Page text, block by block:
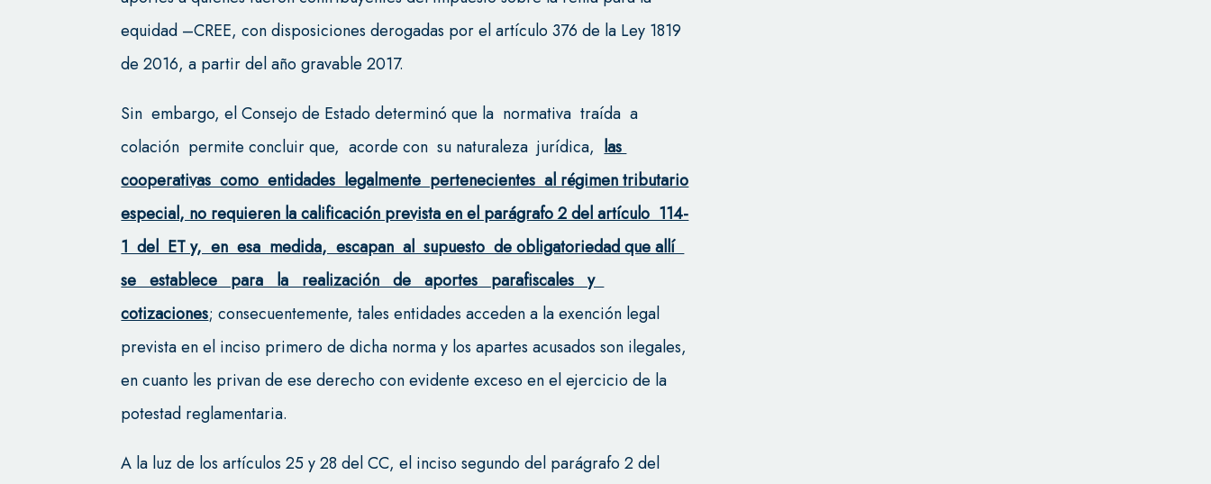
equidad –CREE, con disposiciones derogadas por el artículo 376 de la Ley 1819
de 2016, a partir del año gravable 2017.
Sin embargo, el Consejo de Estado determinó que la normativa traída a
colación permite concluir que, acorde con su naturaleza jurídica,las
cooperativas como entidades legalmente pertenecientes al régimen tributario
especial, no requieren la calificación prevista en el parágrafo 2 del artículo 114-
1 del ET y, en esa medida, escapan al supuesto de obligatoriedad que allí
se establece para la realización de aportes parafiscales y
cotizaciones; consecuentemente, tales entidades acceden a la exención legal
prevista en el inciso primero de dicha norma y los apartes acusados son ilegales,
en cuanto les privan de ese derecho con evidente exceso en el ejercicio de la
potestad reglamentaria.
A la luz de los artículos 25 y 28 del CC, el inciso segundo del parágrafo 2 del